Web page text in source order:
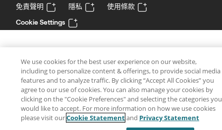
免責聲明
隱私
使用條款
Cookie Settings
We use cookies for the best user experience on our website,
including to personalize content & offerings, to provide social media
features and to analyze traffic. By clicking “Accept All Cookies” you
agree to our use of cookies. You can also manage your cookies by
clicking on the "Cookie Preferences" and selecting the categories you
would like to accept. For more information on how we use cookies
please visit ourCookie Statementand Privacy Statement